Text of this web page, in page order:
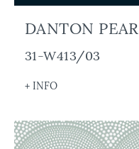
DANTON
31-W413/03
+ INFO